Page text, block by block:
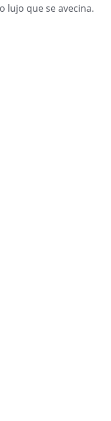
lujo que se avecina.